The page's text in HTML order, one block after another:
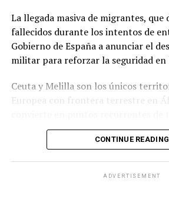
su continuidad.
La llegada masiva de migrantes, que
fallecidos durante los intentos de
Gobierno de España a anunciar el
militar para reforzar la seguridad en
Ceuta y Melilla son los únicos
Europea con frontera terrestre en
hacia Europa.
CONTINUE READING
ADVERTISEMENT